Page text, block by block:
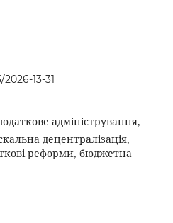
13-31
адміністрування,
децентралізація,
реформи, бюджетна